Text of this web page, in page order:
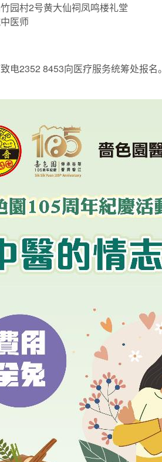
园村2号黄大仙祠凤鸣楼礼堂
医师
电2352 8453向医疗服务统筹处报名。